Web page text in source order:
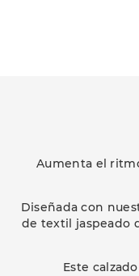
Aumenta el
Diseñada con
de textil jaspeado
Este